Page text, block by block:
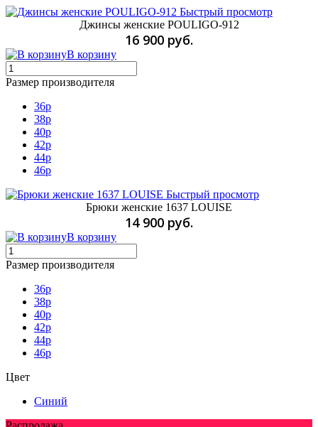
Быстрый просмотр
Джинсы женские POULIGO-912
16 900 руб.
В корзину
Размер производителя
36p
38p
40p
42p
44р
46p
Быстрый просмотр
Брюки женские 1637 LOUISE
14 900 руб.
В корзину
Размер производителя
36p
38p
40p
42p
44p
46p
Цвет
Синий